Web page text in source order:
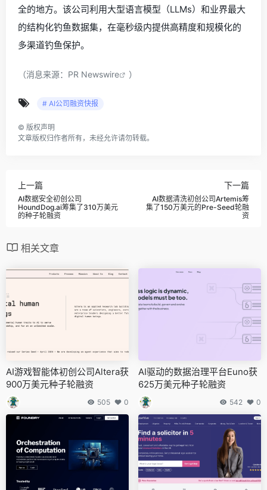
全的地方。该公司利用大型语言模型（LLMs）和业界最大
的结构化钓鱼数据集，在毫秒级内提供高精度和规模化的
多渠道钓鱼保护。
（消息来源： PR Newswire ）
# AI公司融资快报
© 版权声明
文章版权归作者所有，未经允许请勿转载。
上一篇
AI数据安全初创公司
HoundDog.ai筹集了310万美元
的种子轮融资
下一篇
AI数据清洗初创公司Artemis筹
集了150万美元的Pre-Seed轮融
资
相关文章
AI游戏智能体初创公司Altera获
900万美元种子轮融资
505 0
AI驱动的数据治理平台Euno获
625万美元种子轮融资
542 0